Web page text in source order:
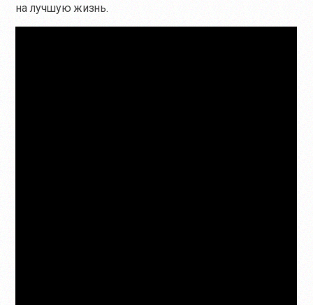
на лучшую жизнь.